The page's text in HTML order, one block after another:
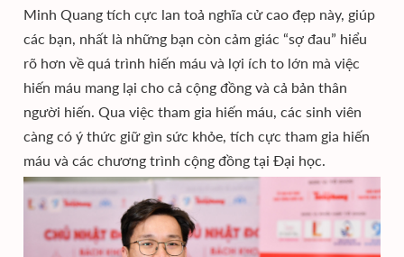
Minh Quang tích cực lan toả nghĩa cử cao đẹp này, giúp
các bạn, nhất là những bạn còn cảm giác “sợ đau” hiểu
rõ hơn về quá trình hiến máu và lợi ích to lớn mà việc
hiến máu mang lại cho cả cộng đồng và cả bản thân
người hiến. Qua việc tham gia hiến máu, các sinh viên
càng có ý thức giữ gìn sức khỏe, tích cực tham gia hiến
máu và các chương trình cộng đồng tại Đại học.